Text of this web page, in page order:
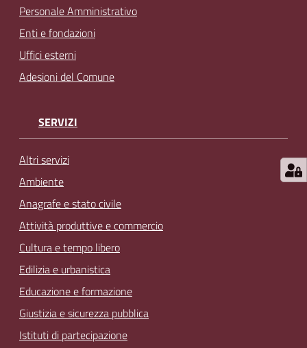
Personale Amministrativo
Enti e fondazioni
Uffici esterni
Adesioni del Comune
SERVIZI
Altri servizi
Ambiente
Anagrafe e stato civile
Attività produttive e commercio
Cultura e tempo libero
Edilizia e urbanistica
Educazione e formazione
Giustizia e sicurezza pubblica
Istituti di partecipazione